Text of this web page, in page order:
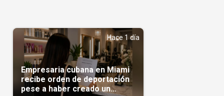
Hace 1 día
Empresaria cubana en Miami
recibe orden de deportación
pese a haber creado un